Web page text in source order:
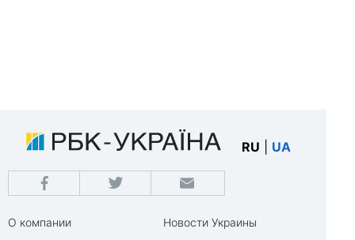
RU UA
О компании
Новости Украины